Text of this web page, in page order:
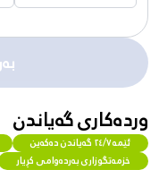
وردەکاری گەیاندن
ئێمە ٢٤/٧ گەیاندن دەکەین
خزمەتگوزاری بەردەوامی کڕیار